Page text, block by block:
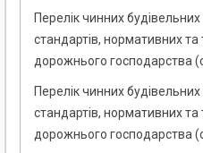
Перелік чинних
стандартів, нормативних та
дорожнього господарства
Перелік чинних
стандартів, нормативних та
дорожнього господарства